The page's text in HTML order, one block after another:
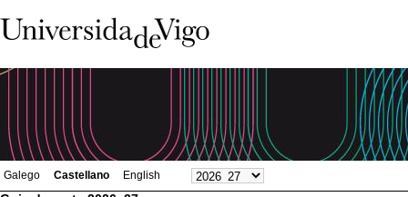
Galego Castellano English